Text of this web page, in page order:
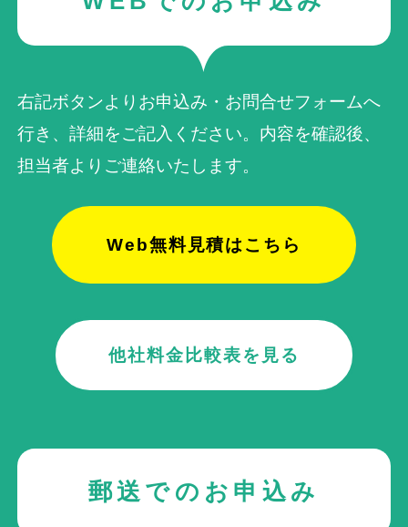
右記ボタンよりお申込み・お問合せフォームへ
行き、詳細をご記入ください。内容を確認後、
担当者よりご連絡いたします。
Web無料見積はこちら
他社料金比較表を見る
郵送でのお申込み